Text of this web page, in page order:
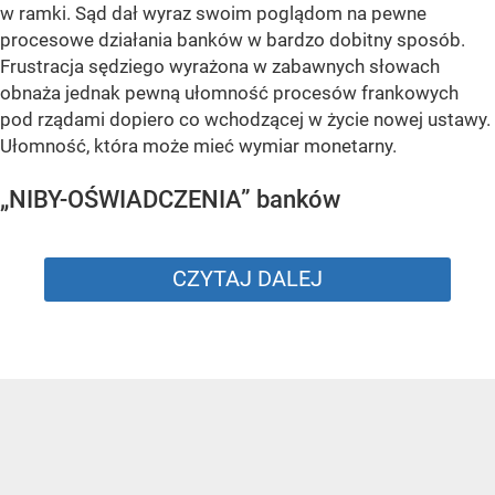
w ramki. Sąd dał wyraz swoim poglądom na pewne
procesowe działania banków w bardzo dobitny sposób.
Frustracja sędziego wyrażona w zabawnych słowach
obnaża jednak pewną ułomność procesów frankowych
pod rządami dopiero co wchodzącej w życie nowej ustawy.
Ułomność, która może mieć wymiar monetarny.
„NIBY-OŚWIADCZENIA” banków
CZYTAJ DALEJ